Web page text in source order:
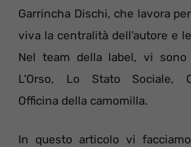
Garrincha Dischi, che lavora
viva la centralità dell’autore e
Nel team della label, vi
L’Orso, Lo Stato Sociale,
Officina della camomilla.
In questo articolo vi